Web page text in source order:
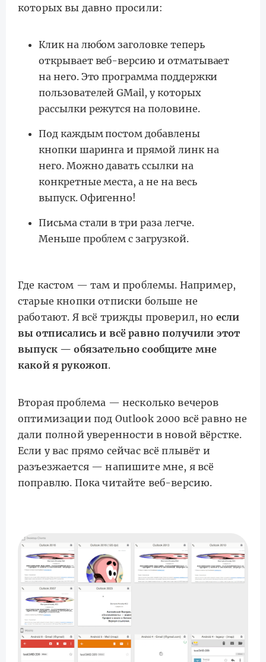
которых вы давно просили:
Клик на любом заголовке теперь
открывает веб-версию и отматывает
на него. Это программа поддержки
пользователей GMail, у которых
рассылки режутся на половине.
Под каждым постом добавлены
кнопки шаринга и прямой линк на
него. Можно давать ссылки на
конкретные места, а не на весь
выпуск. Офигенно!
Письма стали в три раза легче.
Меньше проблем с загрузкой.
Где кастом — там и проблемы. Например,
старые кнопки отписки больше не
работают. Я всё трижды проверил, но если
вы отписались и всё равно получили этот
выпуск — обязательно сообщите мне
какой я рукожоп.
Вторая проблема — несколько вечеров
оптимизации под Outlook 2000 всё равно не
дали полной уверенности в новой вёрстке.
Если у вас прямо сейчас всё плывёт и
разъезжается — напишите мне, я всё
поправлю. Пока читайте веб-версию.